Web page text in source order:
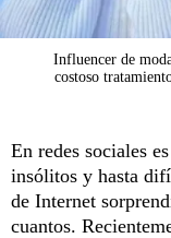
Influencer de
costoso
En redes sociales
insólitos y hasta
de Internet
cuantos.